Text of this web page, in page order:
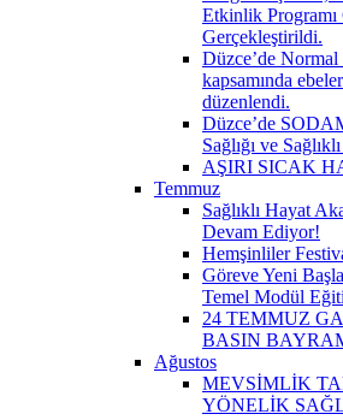
Etkinlik
Gerçekleştirildi.
Düzce’de
kapsamında
düzenlendi.
Düzce’de
Sağlığı ve
AŞIRI SICAK
Temmuz
Sağlıklı Hayat
Devam Ediyor!
Hemşinliler
Göreve Yeni
Temel Modül
24 TEMMUZ
BASIN
Ağustos
MEVSİMLİK
YÖNELİK